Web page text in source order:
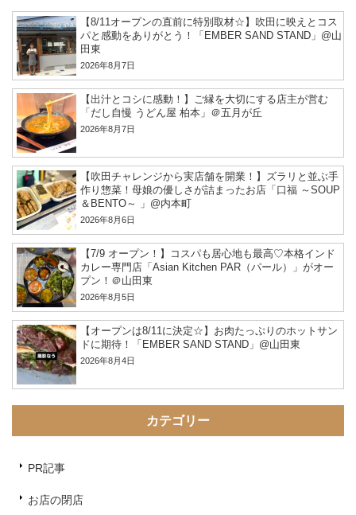
【8/11オープンの直前に特別取材☆】吹田に映えとコス
パと感動をありがとう！「EMBER SAND STAND」@山
田東
2026年8月7日
【出汁とコシに感動！】ご縁を大切にする店主が営む
「だし自慢 うどん屋 柏本」＠五月が丘
2026年8月7日
【吹田チャレンジから実店舗を開業！】ズラリと並ぶ手
作り惣菜！母娘の優しさが詰まったお店「口福 ～SOUP
＆BENTO～ 」@内本町
2026年8月6日
【7/9 オープン！】コスパも居心地も最高♡本格インド
カレー専門店「Asian Kitchen PAR（パール）」がオー
プン！＠山田東
2026年8月5日
【オープンは8/11に決定☆】お肉たっぷりのホットサン
ドに期待！「EMBER SAND STAND」@山田東
2026年8月4日
カテゴリー
PR記事
お店の閉店